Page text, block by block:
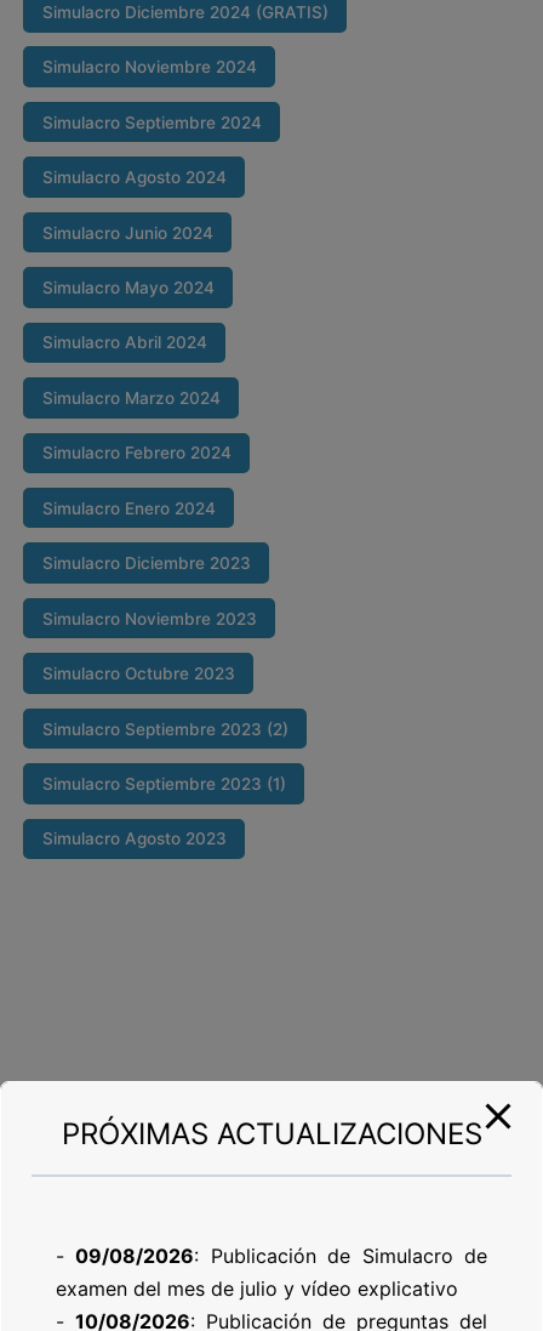
Simulacro Diciembre 2024 (GRATIS)
Simulacro Noviembre 2024
Simulacro Septiembre 2024
Simulacro Agosto 2024
Simulacro Junio 2024
Simulacro Mayo 2024
Simulacro Abril 2024
Simulacro Marzo 2024
Simulacro Febrero 2024
Simulacro Enero 2024
Simulacro Diciembre 2023
Simulacro Noviembre 2023
Simulacro Octubre 2023
Simulacro Septiembre 2023 (2)
Simulacro Septiembre 2023 (1)
Simulacro Agosto 2023
PRÓXIMAS ACTUALIZACIONES
-09/08/2026: Publicación de Simulacro de
examen del mes de julio y vídeo explicativo
- 10/08/2026: Publicación de preguntas del